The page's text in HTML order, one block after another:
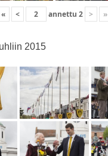
« < annettu 2 > »
2015